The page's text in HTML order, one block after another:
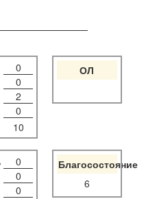
0
0
2
0
10
ОЛ
0
0
0
Благосостояние
6